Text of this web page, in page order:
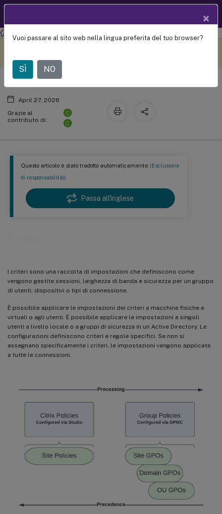
Citrix Virtual Apps and Desktops 7 2507 LTSR
Questo articolo è stato tradotto automaticamente.(Esclusione
di responsabilità))
Passa all'inglese
I criteri sono una raccolta di impostazioni che definiscono come
vengono gestite sessioni, larghezza di banda e sicurezza per un gruppo
di utenti, dispositivi o tipi di connessione.
È possibile applicare le impostazioni dei criteri a macchine fisiche e
virtuali o agli utenti. È possibile applicare le impostazioni a singoli
utenti a livello locale o a gruppi di sicurezza in un Active Directory. Le
configurazioni definiscono criteri e regole specifici. Se non si
assegnano specificamente i criteri, le impostazioni vengono applicate
a tutte le connessioni.
Criteri
April 27, 2026
Grazie al
contributo di:
C
C
×
Vuoi passare al sito web nella lingua preferita del tuo browser?
SÌ NO